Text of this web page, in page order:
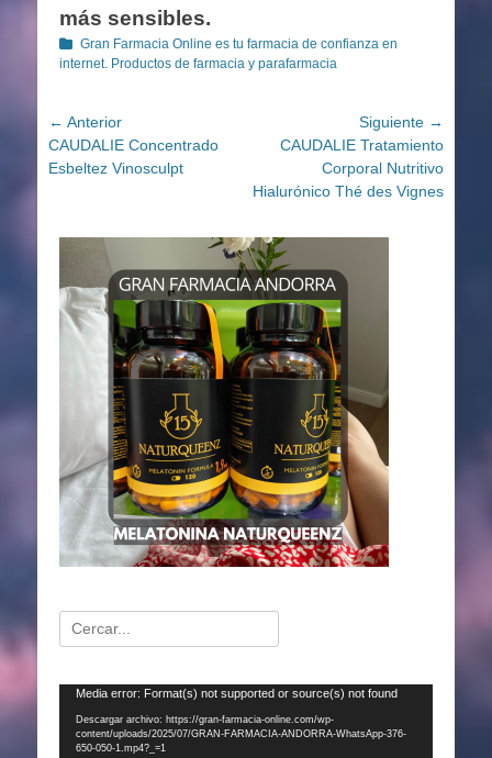
más sensibles.
Categorías
Gran Farmacia Online es tu farmacia de confianza en
internet. Productos de farmacia y parafarmacia
Navegación
de
entradas
← Anterior
Entrada
anterior:
CAUDALIE Concentrado
Esbeltez Vinosculpt
Siguiente →
EntradaCAUDALIE Tratamiento
Corporal Nutritivo
Hialurónico Thé des Vignes
Buscar:
Reproductor
vídeo
Media error: Format(s) not supported or source(s) not found
Descargar archivo: https://gran-farmacia-online.com/wp-
content/uploads/2025/07/GRAN-FARMACIA-ANDORRA-WhatsApp-376-
650-050-1.mp4?_=1